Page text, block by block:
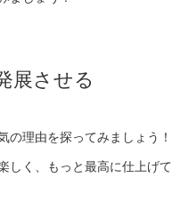
展させる
の理由を探ってみましょう
しく、もっと最高に仕上げ